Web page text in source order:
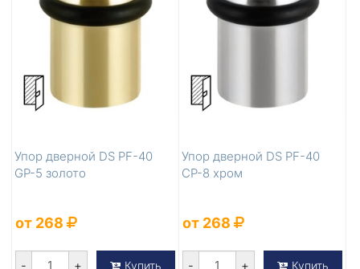
Упор дверной DS PF-40
GP-5 золото
от 268
- + Купить
Упор дверной DS PF-40
CP-8 хром
от 268
- + Купить